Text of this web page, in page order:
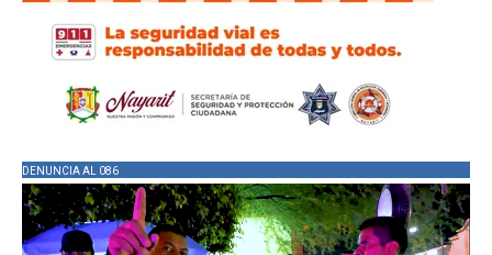
DENUNCIA AL 086